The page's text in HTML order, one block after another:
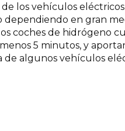
de los vehículos
dependiendo en gran
coches de hidrógeno
5 minutos, y
de algunos vehículos